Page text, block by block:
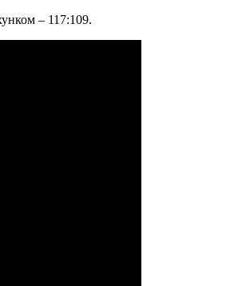
– 117:109.